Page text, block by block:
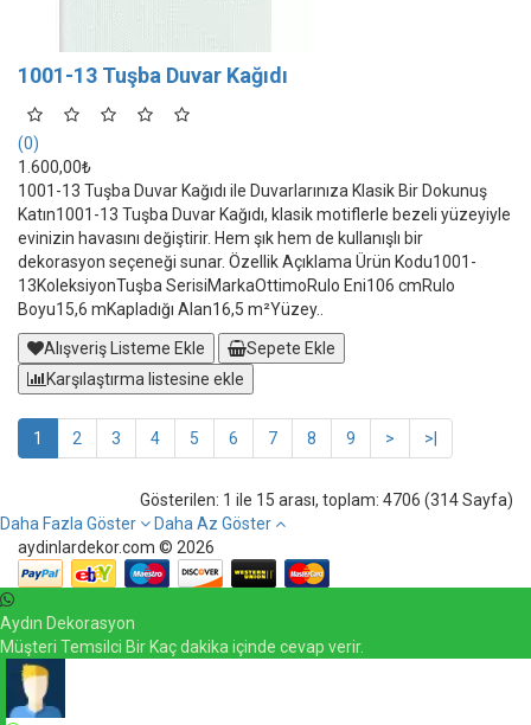
1001-13 Tuşba Duvar Kağıdı
(0)
1.600,00₺
1001-13 Tuşba Duvar Kağıdı ile Duvarlarınıza Klasik Bir Dokunuş
Katın1001-13 Tuşba Duvar Kağıdı, klasik motiflerle bezeli yüzeyiyle
evinizin havasını değiştirir. Hem şık hem de kullanışlı bir
dekorasyon seçeneği sunar. Özellik Açıklama Ürün Kodu1001-
13KoleksiyonTuşba SerisiMarkaOttimoRulo Eni106 cmRulo
Boyu15,6 mKapladığı Alan16,5 m²Yüzey..
Alışveriş Listeme Ekle
Sepete Ekle
Karşılaştırma listesine ekle
1 2 3 4 5 6 7 8 9 > >|
Gösterilen: 1 ile 15 arası, toplam: 4706 (314 Sayfa)
Daha Fazla Göster
Daha Az Göster
aydinlardekor.com © 2026
Aydın Dekorasyon
Müşteri Temsilci Bir Kaç dakika içinde cevap verir.